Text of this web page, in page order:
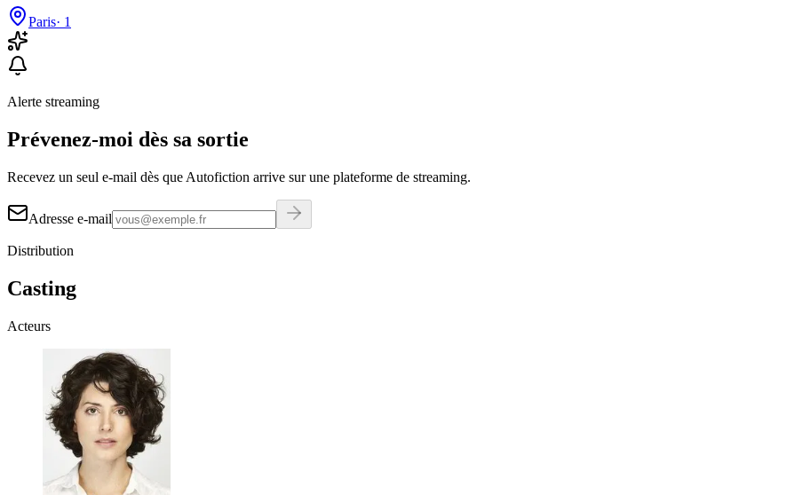
Paris· 1
Alerte streaming
Prévenez-moi dès sa sortie
Recevez un seul e-mail dès que Autofiction arrive sur une plateforme de streaming.
Adresse e-mail
Distribution
Casting
Acteurs